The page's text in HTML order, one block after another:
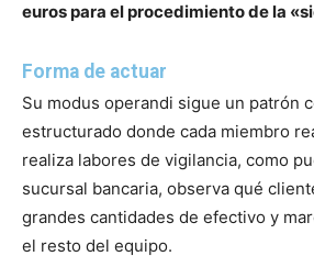
euros para el procedimiento de la
Forma de actuar
Su modus operandi sigue un patrón
estructurado donde cada miembro
realiza labores de vigilancia, como
sucursal bancaria, observa qué
grandes cantidades de efectivo y
el resto del equipo.